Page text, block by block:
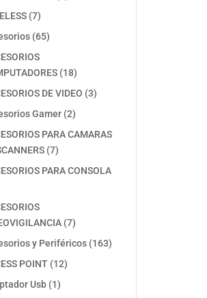
77
productos
6565
1818
productos
DE VIDEO 33
Gamer 22
productos
PARA CAMARAS
77
productos
PARA CONSOLA
77
productos
y Periféricos 163163
POINT 1212
Usb 11